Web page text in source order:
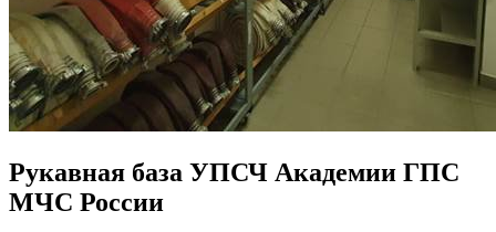
Рукавная база УПСЧ Академии ГПС
МЧС России